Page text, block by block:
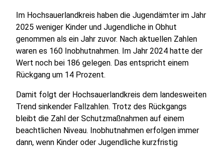
Im Hochsauerlandkreis haben die Jugendämter im Jahr
2025 weniger Kinder und Jugendliche in Obhut
genommen als ein Jahr zuvor. Nach aktuellen Zahlen
waren es 160 Inobhutnahmen. Im Jahr 2024 hatte der
Wert noch bei 186 gelegen. Das entspricht einem
Rückgang um 14 Prozent.
Damit folgt der Hochsauerlandkreis dem landesweiten
Trend sinkender Fallzahlen. Trotz des Rückgangs
bleibt die Zahl der Schutzmaßnahmen auf einem
beachtlichen Niveau. Inobhutnahmen erfolgen immer
dann, wenn Kinder oder Jugendliche kurzfristig